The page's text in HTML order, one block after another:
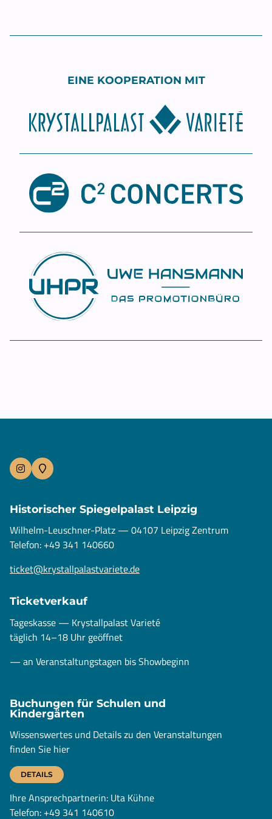
EINE KOOPERATION MIT
Historischer Spiegelpalast Leipzig
Wilhelm-Leuschner-Platz — 04107 Leipzig Zentrum
Telefon: +49 341 140660
ticket@krystallpalastvariete.de
Ticketverkauf
Tageskasse — Krystallpalast Varieté
täglich 14–18 Uhr geöffnet
— an Veranstaltungstagen bis Showbeginn
Buchungen für Schulen und
Kindergärten
Wissenswertes und Details zu den Veranstaltungen
finden Sie hier
DETAILS
Ihre Ansprechpartnerin: Uta Kühne
Telefon: +49 341 140610